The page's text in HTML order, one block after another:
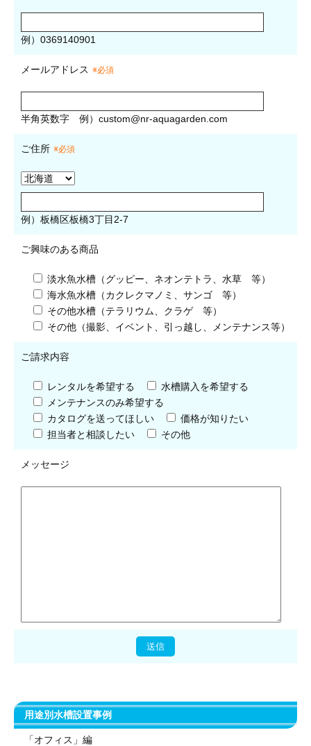
例）0369140901
メールアドレス ※必須
半角英数字 例） custom@nr-aquagarden.com
ご住所 ※必須
例）板橋区板橋3丁目2-7
ご興味のある商品
淡水魚水槽（グッピー、ネオンテトラ、水草 等）
海水魚水槽（カクレクマノミ、サンゴ 等）
その他水槽（テラリウム、クラゲ 等）
その他（撮影、イベント、引っ越し、メンテナンス等）
ご請求内容
レンタルを希望する
水槽購入を希望する
メンテナンスのみ希望する
カタログを送ってほしい
価格が知りたい
担当者と相談したい
その他
メッセージ
用途別水槽設置事例
「オフィス」編